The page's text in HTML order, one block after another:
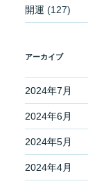
開運 (127)
アーカイブ
2024年7月
2024年6月
2024年5月
2024年4月